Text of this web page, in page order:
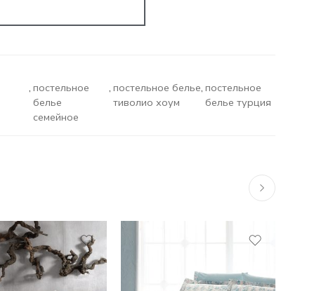
, постельное
белье
семейное
, постельное белье
тиволио хоум
, постельное
белье турция